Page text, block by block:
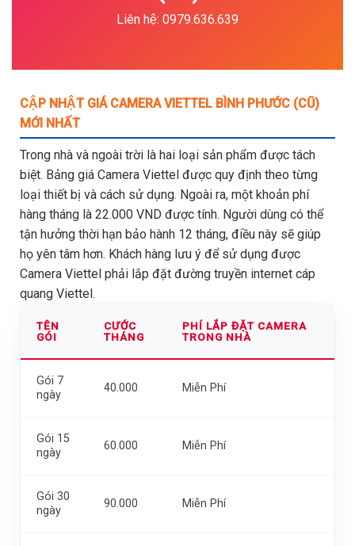
Liên hệ: 0979.636.639
CẬP NHẬT GIÁ CAMERA VIETTEL BÌNH PHƯỚC (CŨ)
MỚI NHẤT
Trong nhà và ngoài trời là hai loại sản phẩm được tách
biệt. Bảng giá Camera Viettel được quy định theo từng
loại thiết bị và cách sử dụng. Ngoài ra, một khoản phí
hàng tháng là 22.000 VND được tính. Người dùng có thể
tận hưởng thời hạn bảo hành 12 tháng, điều này sẽ giúp
họ yên tâm hơn. Khách hàng lưu ý để sử dụng được
Camera Viettel phải lắp đặt đường truyền internet cáp
quang Viettel.
TÊN
GÓI
CƯỚC
THÁNG
PHÍ LẮP ĐẶT CAMERA
TRONG NHÀ
Gói 7
ngày
40.000 Miễn Phí
Gói 15
ngày
60.000 Miễn Phí
Gói 30
ngày
90.000 Miễn Phí